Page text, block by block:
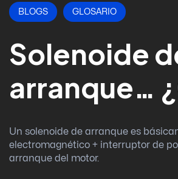
BLOGS GLOSARIO
Solenoide
arranque…
Un solenoide de arranque es
electromagnético + interruptor de
arranque del motor.